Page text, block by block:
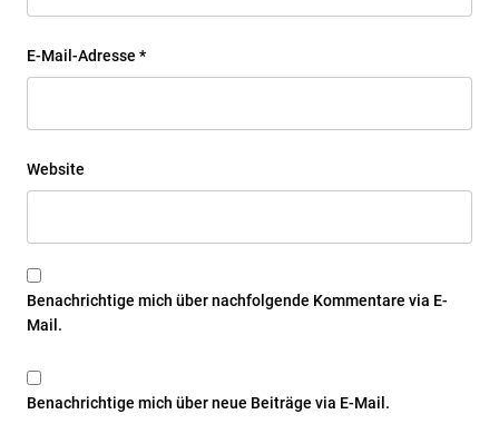
E-Mail-Adresse *
Website
Benachrichtige mich über nachfolgende Kommentare via E-
Mail.
Benachrichtige mich über neue Beiträge via E-Mail.